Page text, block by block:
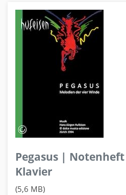
Pegasus |
Klavier
(5,6 MB)